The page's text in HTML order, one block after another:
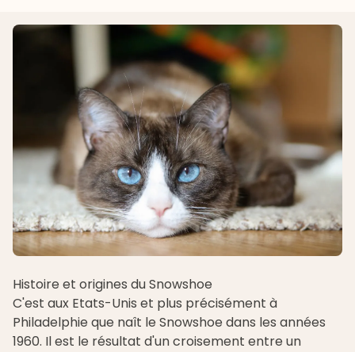
Histoire et origines du Snowshoe
C'est aux Etats-Unis et plus précisément à
Philadelphie que naît le Snowshoe dans les années
1960. Il est le résultat d'un croisement entre un